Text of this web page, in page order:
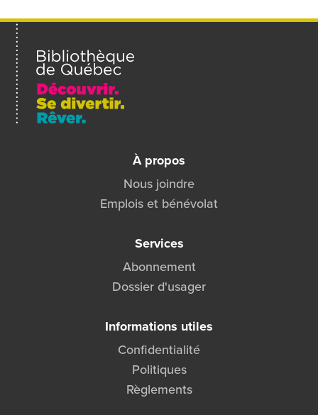
À propos
Nous joindre
Emplois et bénévolat
Services
Abonnement
Dossier d'usager
Informations utiles
Confidentialité
Politiques
Règlements